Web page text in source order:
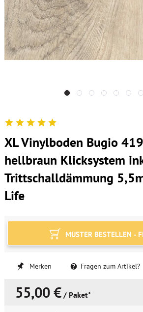
XL Vinylboden Bugio
hellbraun Klicksystem
Trittschalldämmung
Life
MUSTER BESTELLEN -
Merken Fragen zum Artikel?
55,00 € / Paket*